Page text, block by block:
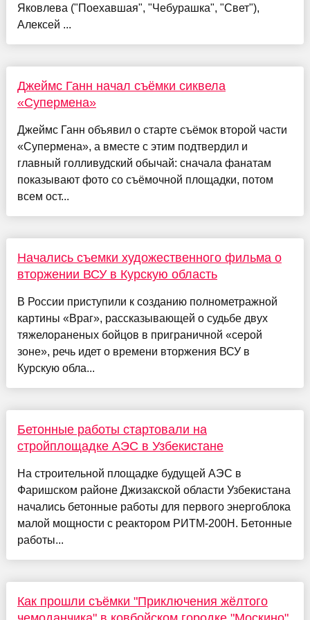
Яковлева ("Поехавшая", "Чебурашка", "Свет"),
Алексей ...
Джеймс Ганн начал съёмки сиквела
«Супермена»
Джеймс Ганн объявил о старте съёмок второй части
«Супермена», а вместе с этим подтвердил и
главный голливудский обычай: сначала фанатам
показывают фото со съёмочной площадки, потом
всем ост...
Начались съемки художественного фильма о
вторжении ВСУ в Курскую область
В России приступили к созданию полнометражной
картины «Враг», рассказывающей о судьбе двух
тяжелораненых бойцов в приграничной «серой
зоне», речь идет о времени вторжения ВСУ в
Курскую обла...
Бетонные работы стартовали на
стройплощадке АЭС в Узбекистане
На строительной площадке будущей АЭС в
Фаришском районе Джизакской области Узбекистана
начались бетонные работы для первого энергоблока
малой мощности с реактором РИТМ-200Н. Бетонные
работы...
Как прошли съёмки "Приключения жёлтого